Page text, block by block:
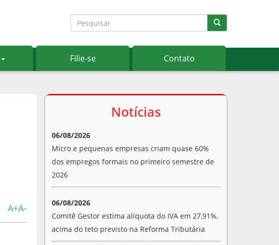
Filie-se Contato
A+A-
Notícias
06/08/2026
Micro e pequenas empresas criam quase 60%
dos empregos formais no primeiro semestre de
2026
06/08/2026
Comitê Gestor estima alíquota do IVA em 27,91%,
acima do teto previsto na Reforma Tributária